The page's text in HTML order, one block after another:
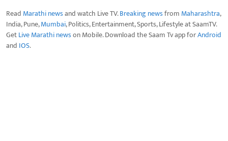
Read Marathi newsand watch Live TV.Breaking newsfrom Maharashtra,
India, Pune,Mumbai, Politics, Entertainment, Sports, Lifestyle at SaamTV.
GetLive Marathi newson Mobile. Download the Saam Tv app forAndroid
and IOS.